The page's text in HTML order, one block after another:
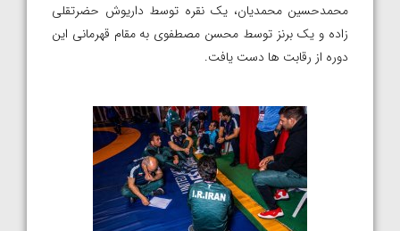
محمدحسین محمدیان، یک نقره توسط داریوش حضرتقلی
زاده و یک برنز توسط محسن مصطفوی به مقام قهرمانی این
دوره از رقابت ها دست یافت.